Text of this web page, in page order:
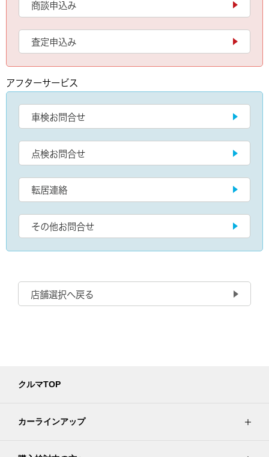
商談申込み
査定申込み
アフターサービス
車検お問合せ
点検お問合せ
転居連絡
その他お問合せ
店舗選択へ戻る
クルマTOP
カーラインアップ